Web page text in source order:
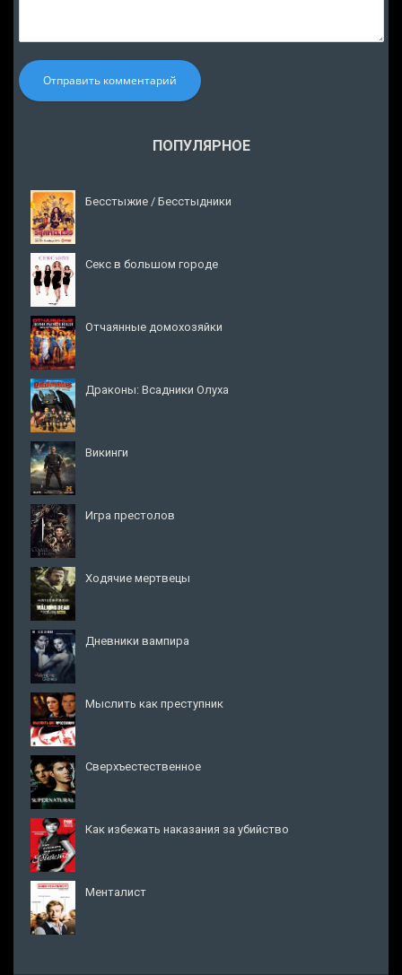
Отправить комментарий
ПОПУЛЯРНОЕ
Бесстыжие / Бесстыдники
Секс в большом городе
Отчаянные домохозяйки
Драконы: Всадники Олуха
Викинги
Игра престолов
Ходячие мертвецы
Дневники вампира
Мыслить как преступник
Сверхъестественное
Как избежать наказания за убийство
Менталист